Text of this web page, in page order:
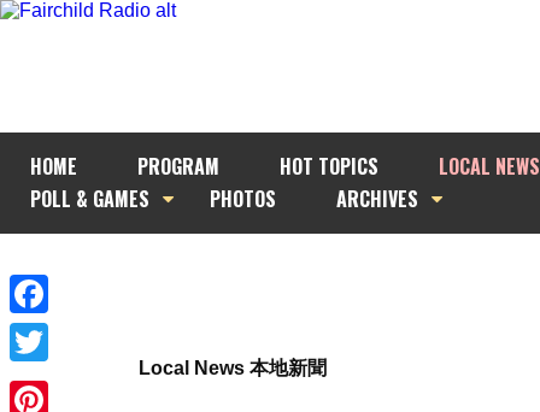
HOME PROGRAM HOT TOPICS
LOCAL NEWS
POLL & GAMES
PHOTOS ARCHIVES
Facebook
Twitter
Local News 本地新聞